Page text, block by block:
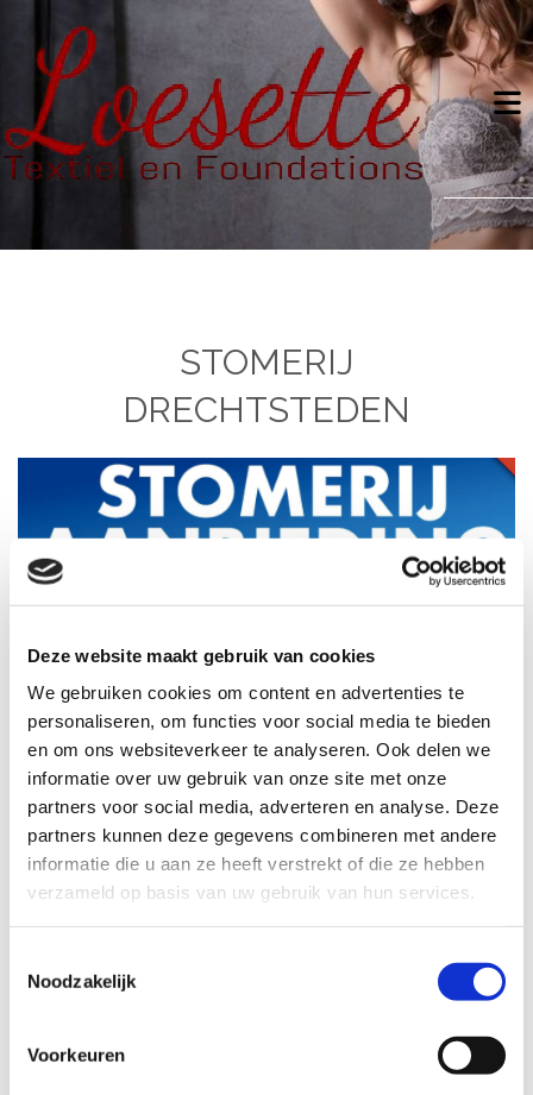
Deze website maakt gebruik van cookies
We gebruiken cookies om content en advertenties te
personaliseren, om functies voor social media te bieden
en om ons websiteverkeer te analyseren. Ook delen we
informatie over uw gebruik van onze site met onze
partners voor social media, adverteren en analyse. Deze
partners kunnen deze gegevens combineren met andere
informatie die u aan ze heeft verstrekt of die ze hebben
verzameld op basis van uw gebruik van hun services.
Noodzakelijk
Voorkeuren
STOMERIJ
DRECHTSTEDEN
ELKE MAAND EEN
NIEUWE STOMERIJ
AANBIEDING
Wil je op de hoogte zijn van onze
huidige aanbieding? Volg ons dan via
onze Facebook pagina. Voor de
persoonlijke en professionele
verzorging van uw kleding - ook voor al
uw kledingreparaties.
Alle kleding, bedrijfskleding,